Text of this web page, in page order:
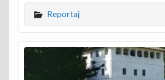
Reportaj